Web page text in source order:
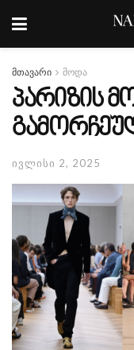
მთავარი მოდა
პარიზის
ივლისი 2, 2025